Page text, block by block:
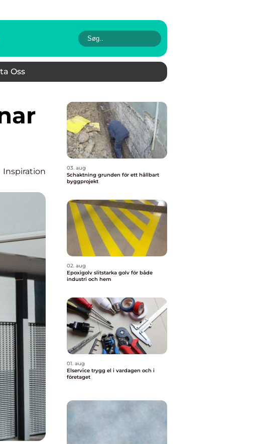
Oss
Inspiration
03. aug
Schaktning grunden för ett hållbart
byggprojekt
02. aug
Epoxigolv slitstarka golv för både
industri och hem
01. aug
Elservice trygg el i vardagen och i
företaget